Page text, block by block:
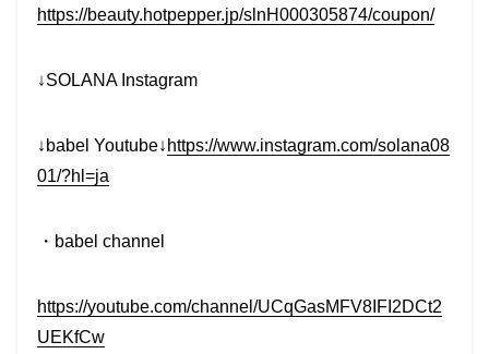
https://beauty.hotpepper.jp/slnH000305874/coupon/
↓SOLANA Instagram
↓babel Youtube↓ https://www.instagram.com/solana08
01/?hl=ja
・babel channel
https://youtube.com/channel/UCqGasMFV8IFI2DCt2
UEKfCw